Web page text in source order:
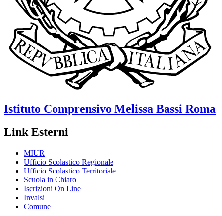
Istituto Comprensivo Melissa Bassi Roma
Link Esterni
MIUR
Ufficio Scolastico Regionale
Ufficio Scolastico Territoriale
Scuola in Chiaro
Iscrizioni On Line
Invalsi
Comune